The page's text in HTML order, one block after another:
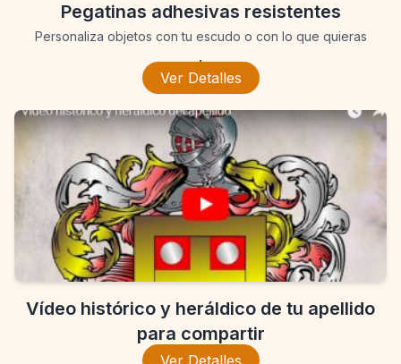
Pegatinas adhesivas resistentes
Personaliza objetos con tu escudo o con lo que quieras
.
Ver Detalles
Vídeo histórico y heráldico de tu apellido
para compartir
Ver Detalles